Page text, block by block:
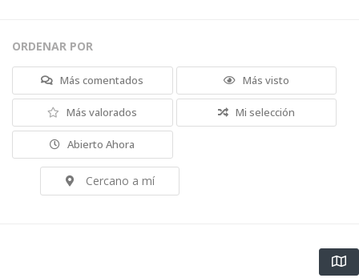
ORDENAR POR
Más comentados Más visto
Más valorados Mi selección
Abierto Ahora
Cercano a mí